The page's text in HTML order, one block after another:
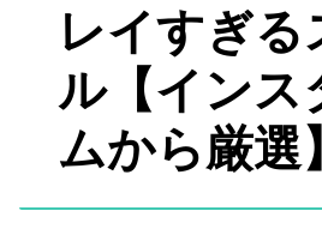
レイすぎる
ル【インス
ムから厳選】